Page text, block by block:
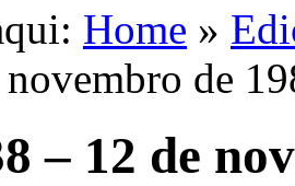
Home »
de
– 12 de